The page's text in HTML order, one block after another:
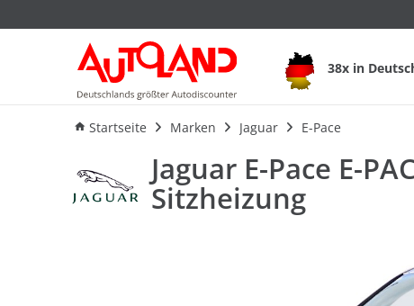
38x in
Startseite Marken Jaguar E-Pace
Ausstattung Verbrauch
Jaguar E-Pace E-
Sitzheizung